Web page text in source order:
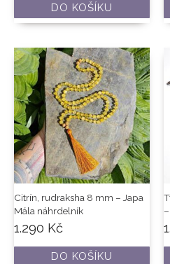
DO KOŠÍKU
Citrín, rudraksha 8 mm – Japa
Mála náhrdelník
1.290 Kč
DO KOŠÍKU